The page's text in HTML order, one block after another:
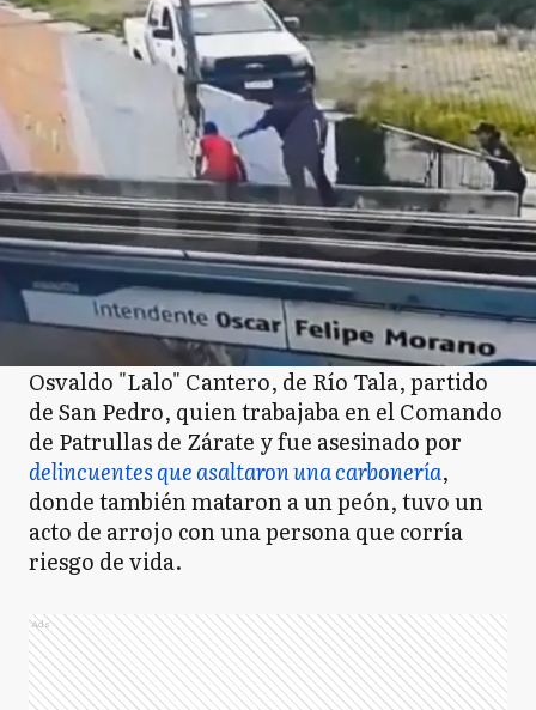
Osvaldo "Lalo" Cantero, de Río Tala, partido
de San Pedro, quien trabajaba en el Comando
de Patrullas de Zárate y fue asesinado por
delincuentes que asaltaron una carbonería,
donde también mataron a un peón, tuvo un
acto de arrojo con una persona que corría
riesgo de vida.
Ads